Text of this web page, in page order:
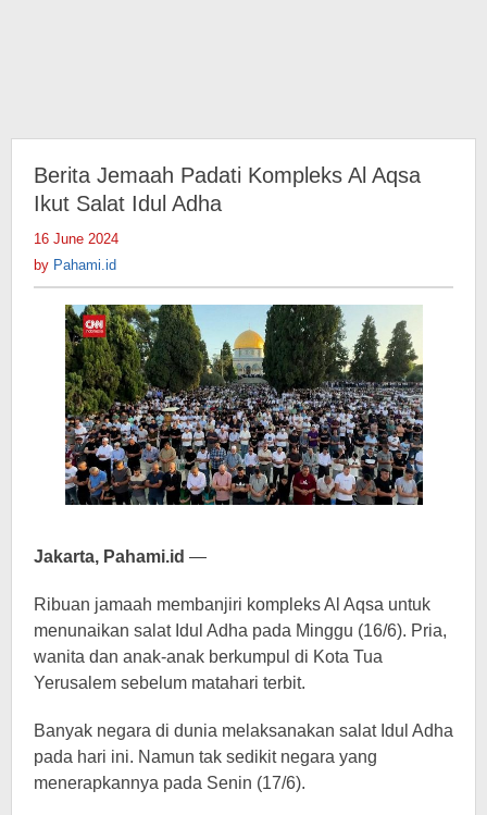
Berita Jemaah Padati Kompleks Al Aqsa
Ikut Salat Idul Adha
16 June 2024
by Pahami.id
Jakarta, Pahami.id —
Ribuan jamaah membanjiri kompleks Al Aqsa untuk
menunaikan salat Idul Adha pada Minggu (16/6). Pria,
wanita dan anak-anak berkumpul di Kota Tua
Yerusalem sebelum matahari terbit.
Banyak negara di dunia melaksanakan salat Idul Adha
pada hari ini. Namun tak sedikit negara yang
menerapkannya pada Senin (17/6).